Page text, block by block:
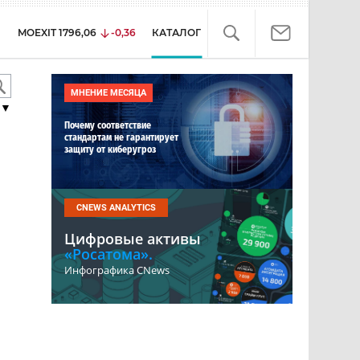
MOEXIT 1796,06 -0,36 КАТАЛОГ
▼
МНЕНИЕ МЕСЯЦА
Почему соответствие
стандартам не гарантирует
защиту от киберугроз
CNEWS ANALYTICS
Цифровые активы
«Росатома».
Инфографика CNews